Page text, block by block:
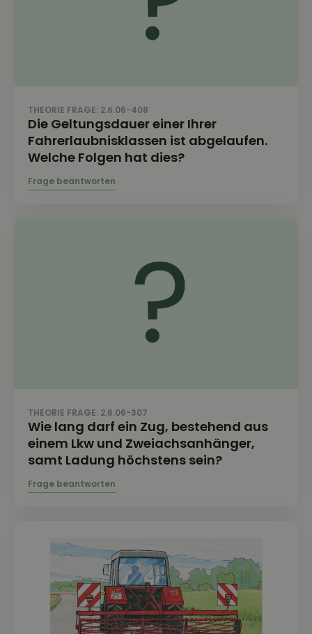
THEORIE FRAGE: 2.6.06-408
Die Geltungsdauer einer Ihrer
Fahrerlaubnisklassen ist abgelaufen.
Welche Folgen hat dies?
THEORIE FRAGE: 2.6.06-307
Wie lang darf ein Zug, bestehend aus
einem Lkw und Zweiachsanhänger,
samt Ladung höchstens sein?